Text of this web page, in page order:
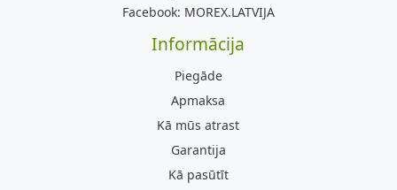
Facebook: MOREX.LATVIJA
Informācija
Piegāde
Apmaksa
Kā mūs atrast
Garantija
Kā pasūtīt